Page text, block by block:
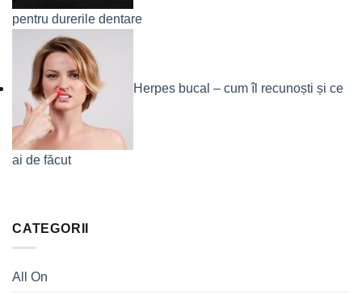
pentru durerile dentare
Herpes bucal – cum îl recunoști și ce
ai de făcut
CATEGORII
All On